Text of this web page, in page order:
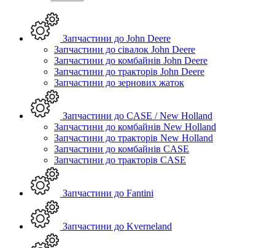
Запчастини до John Deere
Запчастини до сівалок John Deere
Запчастини до комбайнів John Deere
Запчастини до тракторів John Deere
Запчастини до зернових жаток
Запчастини до CASE / New Holland
Запчастини до комбайнів New Holland
Запчастини до тракторів New Holland
Запчастини до комбайнів CASE
Запчастини до тракторів CASE
Запчастини до Fantini
Запчастини до Kverneland